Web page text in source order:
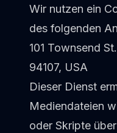
Wir nutzen ein
des folgenden
101 Townsend
94107, USA
Dieser Dienst
Mediendateien
oder Skripte